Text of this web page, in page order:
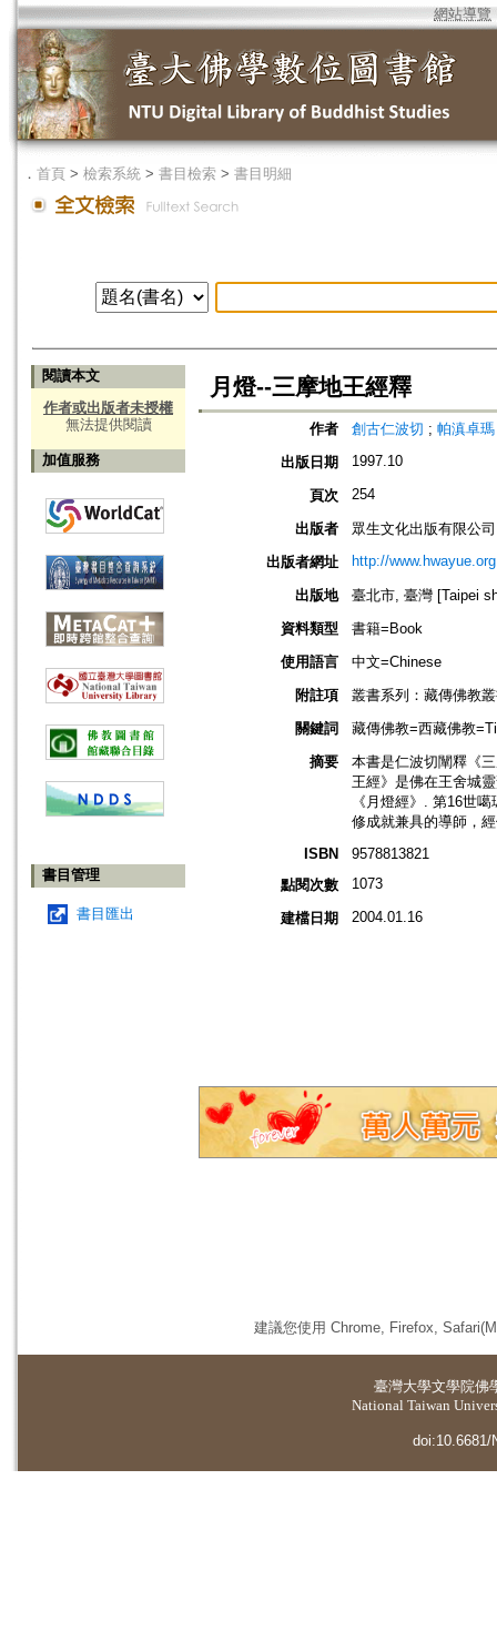
網站導覽
． 首頁 > 檢索系統 > 書目檢索 > 書目明細
閱讀本文
作者或出版者未授權
無法提供閱讀
加值服務
書目管理
書目匯出
月燈--三摩地王經釋
作者 創古仁波切 ; 帕滇卓瑪
出版日期
1997.10
頁次 254
出版者
眾生文化出版有限公司
出版者網址
http://
出版地
臺北市, 臺灣 [Taipei
資料類型
書籍=Book
使用語言
中文=Chinese
附註項
叢書系列：藏傳佛教
關鍵詞
藏傳佛教=西藏佛教
摘要
本書是仁波切闡釋《
王經》是佛在王舍城
《月燈經》. 第16世
修成就兼具的導師，
ISBN
9578813821
點閱次數
1073
建檔日期 2004.01.16
建議您使用 Chrome, Firefox,
臺灣大學文學院佛
National Taiwan
doi:10.6681/